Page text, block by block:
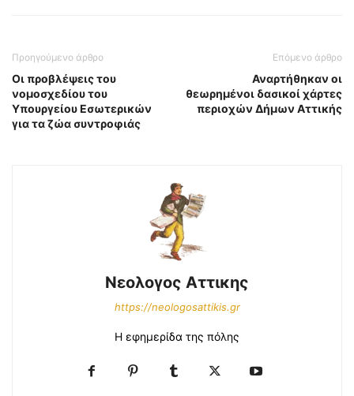
Προηγούμενο άρθρο
Οι προβλέψεις του
νομοσχεδίου του
Υπουργείου Εσωτερικών
για τα ζώα συντροφιάς
Επόμενο άρθρο
Αναρτήθηκαν οι
θεωρημένοι δασικοί χάρτες
περιοχών Δήμων Αττικής
Νεολογος Αττικης
https://neologosattikis.gr
Η εφημερίδα της πόλης